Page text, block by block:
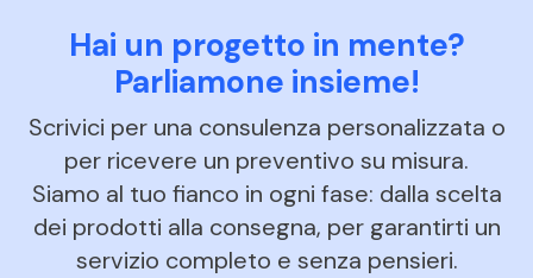
Hai un progetto in mente?
Parliamone insieme!
Scrivici per una consulenza personalizzata o
per ricevere un preventivo su misura.
Siamo al tuo fianco in ogni fase: dalla scelta
dei prodotti alla consegna, per garantirti un
servizio completo e senza pensieri.